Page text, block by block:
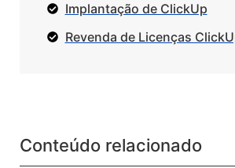
Implantação de ClickUp
Revenda de Licenças
Conteúdo relacionado